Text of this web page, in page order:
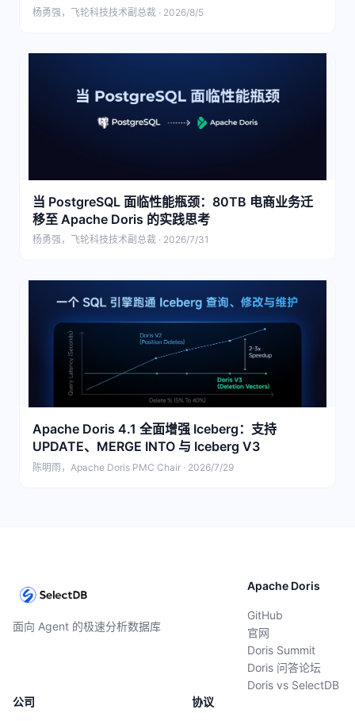
杨勇强，飞轮科技技术副总裁 · 2026/8/5
当 PostgreSQL 面临性能瓶颈：80TB 电商业务迁
移至 Apache Doris 的实践思考
杨勇强，飞轮科技技术副总裁 · 2026/7/31
Apache Doris 4.1 全面增强 Iceberg：支持
UPDATE、MERGE INTO 与 Iceberg V3
陈明雨，Apache Doris PMC Chair · 2026/7/29
面向 Agent 的极速分析数据库
Apache Doris
GitHub
官网
Doris Summit
Doris 问答论坛
Doris vs SelectDB
公司
协议